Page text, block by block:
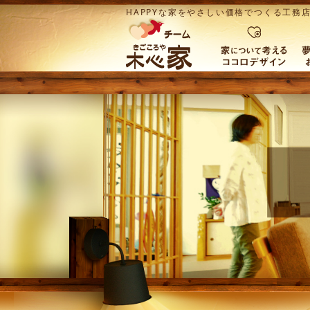
HAPPYな家をやさしい価格でつくる工務